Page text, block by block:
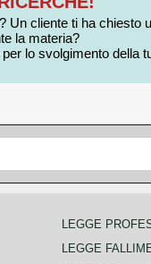
Un cliente ti ha chiesto
la materia?
lo svolgimento della
LEGGE
LEGGE